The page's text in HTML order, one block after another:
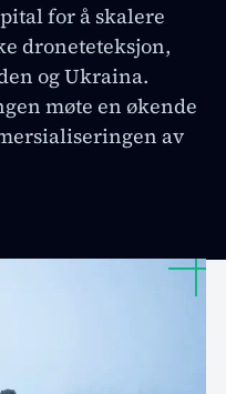
for å skalere
droneteteksjon,
og Ukraina.
møte en økende
av